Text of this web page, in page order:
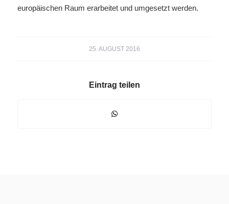
europäischen Raum erarbeitet und umgesetzt werden.
25. AUGUST 2016
Eintrag teilen